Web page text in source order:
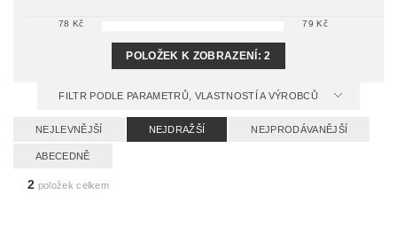
78 Kč 79 Kč
POLOŽEK K ZOBRAZENÍ:2
FILTR PODLE PARAMETRŮ, VLASTNOSTÍ A VÝROBCŮ
NEJLEVNĚJŠÍ NEJDRAŽŠÍ NEJPRODÁVANĚJŠÍ
ABECEDNĚ
2 položek celkem